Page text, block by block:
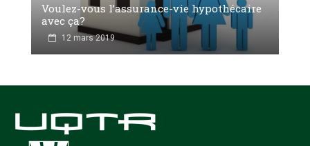
Voulez-vous l’assurance-vie hypothécaire
avec ça?
12 mars 2019